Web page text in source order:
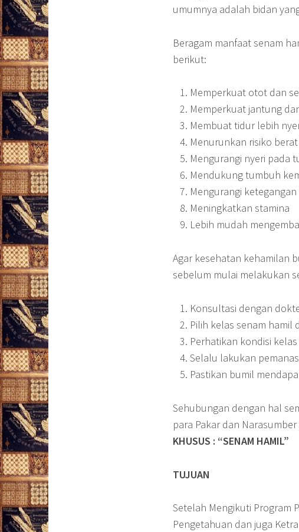
umumnya adalah bidan
Beragam manfaat senam
berikut:
Memperkuat otot dan
Memperkuat jantung
Membuat tidur lebih
Menurunkan risiko
Mengurangi nyeri pada
Mendukung tumbuh
Mengurangi
Meningkatkan stamina
Lebih mudah
Agar kesehatan kehamilan
sebelum mulai melakukan
Konsultasi dengan
Pilih kelas senam
Perhatikan kondisi
Selalu lakukan
Pastikan bumil
Sehubungan dengan hal
para Pakar dan
KHUSUS : “SENAM HAMIL”
TUJUAN
Setelah Mengikuti Program
Pengetahuan dan juga